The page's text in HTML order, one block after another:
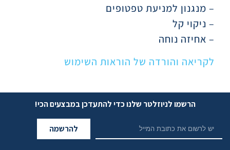
– מנגנון למניעת טפטופים
– ניקוי קל
– אחיזה נוחה
לקריאה והורדה של הוראות השימוש
הרשמו לניוזלטר שלנו כדי להתעדכן במבצעים הכי!
להרשמה